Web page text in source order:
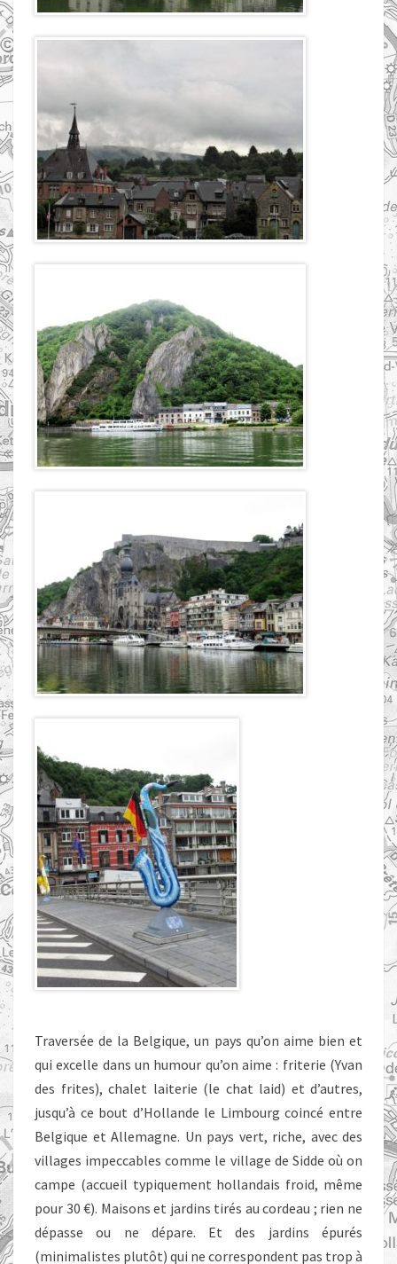
Traversée de la Belgique, un pays qu’on aime bien et
qui excelle dans un humour qu’on aime : friterie (Yvan
des frites), chalet laiterie (le chat laid) et d’autres,
jusqu’à ce bout d’Hollande le Limbourg coincé entre
Belgique et Allemagne. Un pays vert, riche, avec des
villages impeccables comme le village de Sidde où on
campe (accueil typiquement hollandais froid, même
pour 30 €). Maisons et jardins tirés au cordeau ; rien ne
dépasse ou ne dépare. Et des jardins épurés
(minimalistes plutôt) qui ne correspondent pas trop à